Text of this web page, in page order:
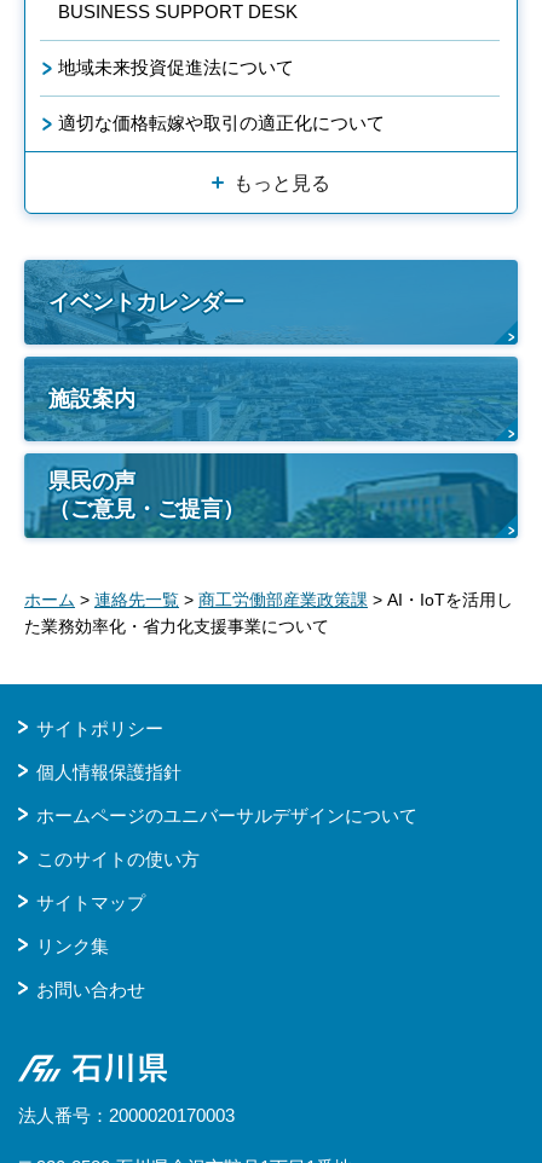
BUSINESS SUPPORT DESK
地域未来投資促進法について
適切な価格転嫁や取引の適正化について
もっと見る
イベントカレンダー
施設案内
県民の声
（ご意見・ご提言）
ホーム > 連絡先一覧 > 商工労働部産業政策課 > AI・IoTを活用し
た業務効率化・省力化支援事業について
サイトポリシー
個人情報保護指針
ホームページのユニバーサルデザインについて
このサイトの使い方
サイトマップ
リンク集
お問い合わせ
石川県
法人番号：2000020170003